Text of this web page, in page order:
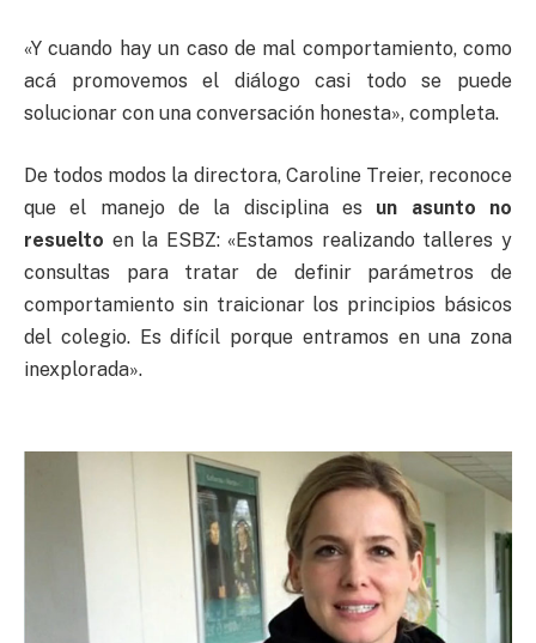
«Y cuando hay un caso de mal comportamiento, como
acá promovemos el diálogo casi todo se puede
solucionar con una conversación honesta», completa.
De todos modos la directora, Caroline Treier, reconoce
que el manejo de la disciplina es un asunto no
resuelto en la ESBZ: «Estamos realizando talleres y
consultas para tratar de definir parámetros de
comportamiento sin traicionar los principios básicos
del colegio. Es difícil porque entramos en una zona
inexplorada».